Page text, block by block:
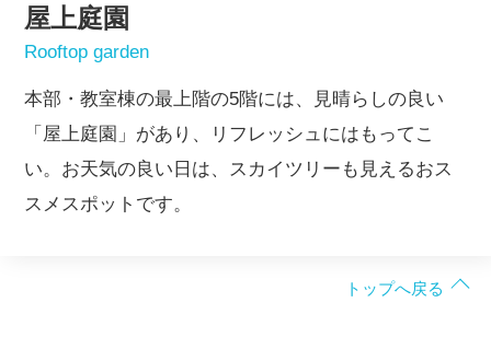
屋上庭園
Rooftop garden
本部・教室棟の最上階の5階には、見晴らしの良い
「屋上庭園」があり、リフレッシュにはもってこ
い。お天気の良い日は、スカイツリーも見えるおス
スメスポットです。
トップへ戻る